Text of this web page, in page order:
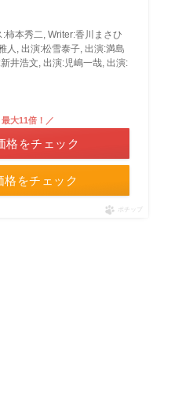
柿本秀二, Writer:香川まさひ
人, 出演:松雪泰子, 出演:満島
井浩文, 出演:児嶋一哉, 出演:
をチェック
大11倍！／
格をチェック
ポチップ